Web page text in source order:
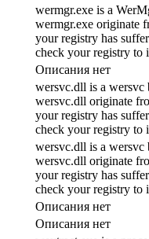
wermgr.exe is a
wermgr.exe originate
your registry has
check your registry to
Описания нет
wersvc.dll is a
wersvc.dll originate
your registry has
check your registry to
wersvc.dll is a
wersvc.dll originate
your registry has
check your registry to
Описания нет
Описания нет